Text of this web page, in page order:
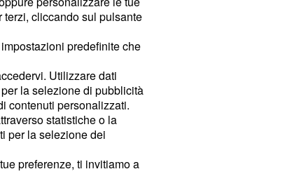
cliccando sul pulsante
predefinite che
Utilizzare dati
la selezione di pubblicità
contenuti personalizzati.
statistiche o la
per la selezione dei
preferenze, ti invitiamo a